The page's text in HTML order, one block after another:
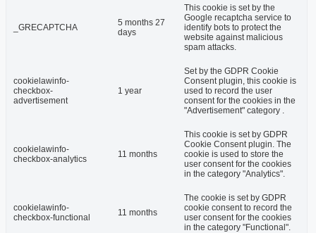
_GRECAPTCHA
5 months 27
days
This cookie is set by the
Google recaptcha service to
identify bots to protect the
website against malicious
spam attacks.
cookielawinfo-
checkbox-
advertisement
1 year
Set by the GDPR Cookie
Consent plugin, this cookie is
used to record the user
consent for the cookies in the
"Advertisement" category .
cookielawinfo-
checkbox-analytics
11 months
This cookie is set by GDPR
Cookie Consent plugin. The
cookie is used to store the
user consent for the cookies
in the category "Analytics".
cookielawinfo-
checkbox-functional
11 months
The cookie is set by GDPR
cookie consent to record the
user consent for the cookies
in the category "Functional".